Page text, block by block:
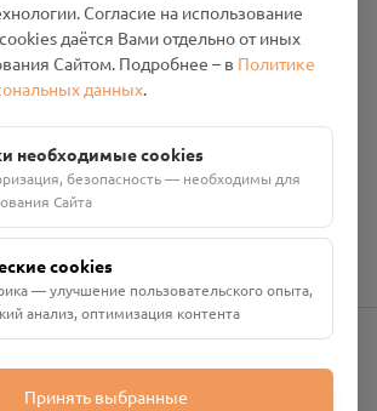
ответственностью «Смоленский
216790, Смоленская область, р-н
улица Западная, д. 26А, пом. 18
в АО "АЛЬФА-БАНК"
Согласие на использование
даётся Вами отдельно от иных
Сайтом. Подробнее – в Политике
данных.
необходимые cookies
безопасность — необходимы для
Сайта
cookies
— улучшение пользовательского опыта,
анализ, оптимизация контента
Принять выбранные